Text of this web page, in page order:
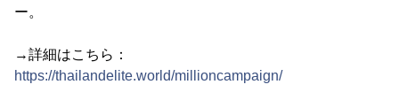
ー。
→詳細はこちら：
https://thailandelite.world/millioncampaign/